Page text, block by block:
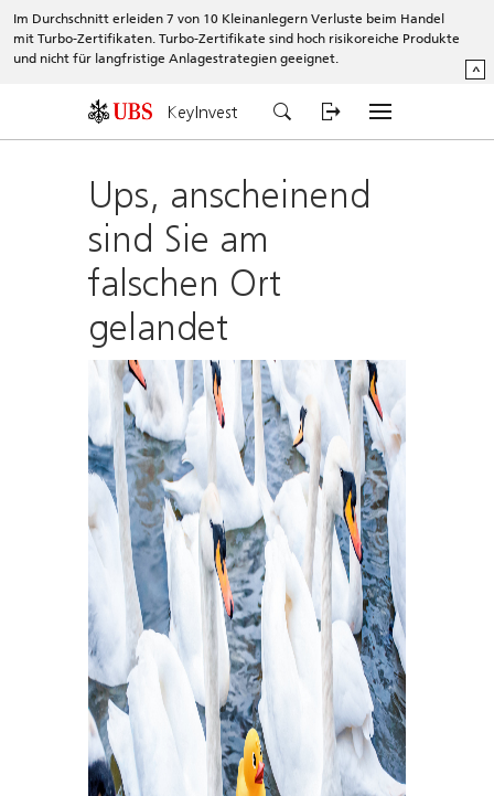
Im Durchschnitt erleiden 7 von 10 Kleinanlegern Verluste beim Handel
mit Turbo-Zertifikaten. Turbo-Zertifikate sind hoch risikoreiche Produkte
und nicht für langfristige Anlagestrategien geeignet.
^
KeyInvest
Ups, anscheinend
sind Sie am
falschen Ort
gelandet